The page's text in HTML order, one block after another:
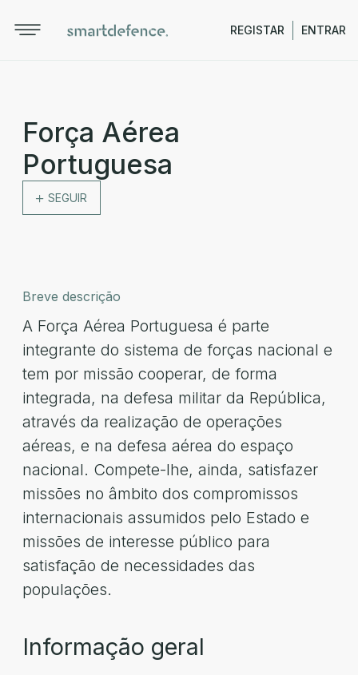
REGISTAR ENTRAR
Força Aérea
Portuguesa
SEGUIR
Breve descrição
A Força Aérea Portuguesa é parte
integrante do sistema de forças nacional e
tem por missão cooperar, de forma
integrada, na defesa militar da República,
através da realização de operações
aéreas, e na defesa aérea do espaço
nacional. Compete-lhe, ainda, satisfazer
missões no âmbito dos compromissos
internacionais assumidos pelo Estado e
missões de interesse público para
satisfação de necessidades das
populações.
Informação geral